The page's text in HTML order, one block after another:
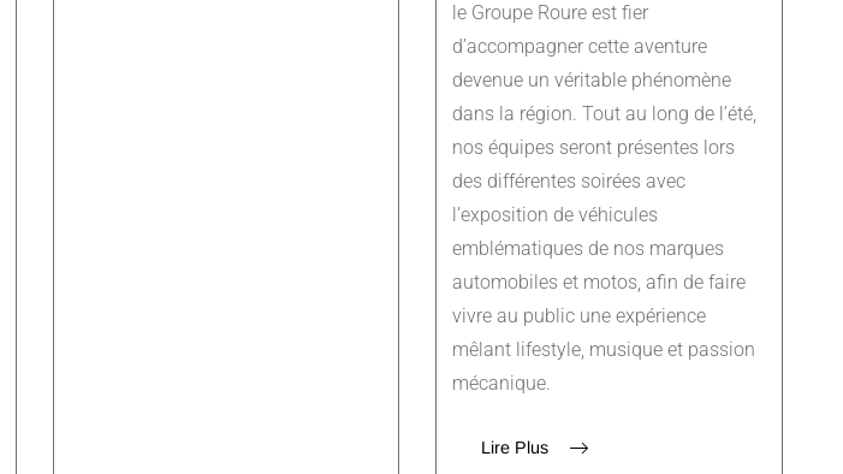
le Groupe Roure est fier
d’accompagner cette aventure
devenue un véritable phénomène
dans la région. Tout au long de l’été,
nos équipes seront présentes lors
des différentes soirées avec
l’exposition de véhicules
emblématiques de nos marques
automobiles et motos, afin de faire
vivre au public une expérience
mêlant lifestyle, musique et passion
mécanique.
Lire Plus